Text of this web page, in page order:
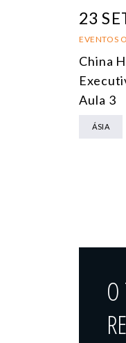
23
EVENTOS
China
Aula 3
ÁSIA